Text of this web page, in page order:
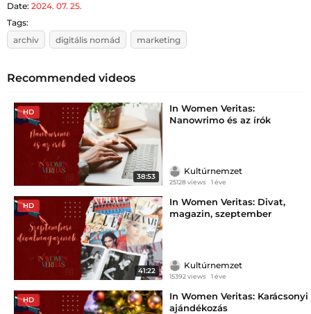
Date: 2024. 07. 25.
Tags:
archiv
digitális nomád marketing
Recommended videos
HD
38:53
In Women Veritas:
Nanowrimo és az írók
Kultúrnemzet
25128 views 1 éve
HD
41:22
In Women Veritas: Divat,
magazin, szeptember
Kultúrnemzet
15392 views 1 éve
HD
In Women Veritas: Karácsonyi
ajándékozás